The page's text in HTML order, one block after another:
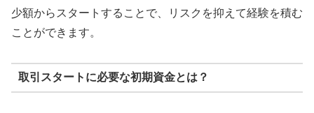
少額からスタートすることで、リスクを抑えて経験を積む
ことができます。
取引スタートに必要な初期資金とは？